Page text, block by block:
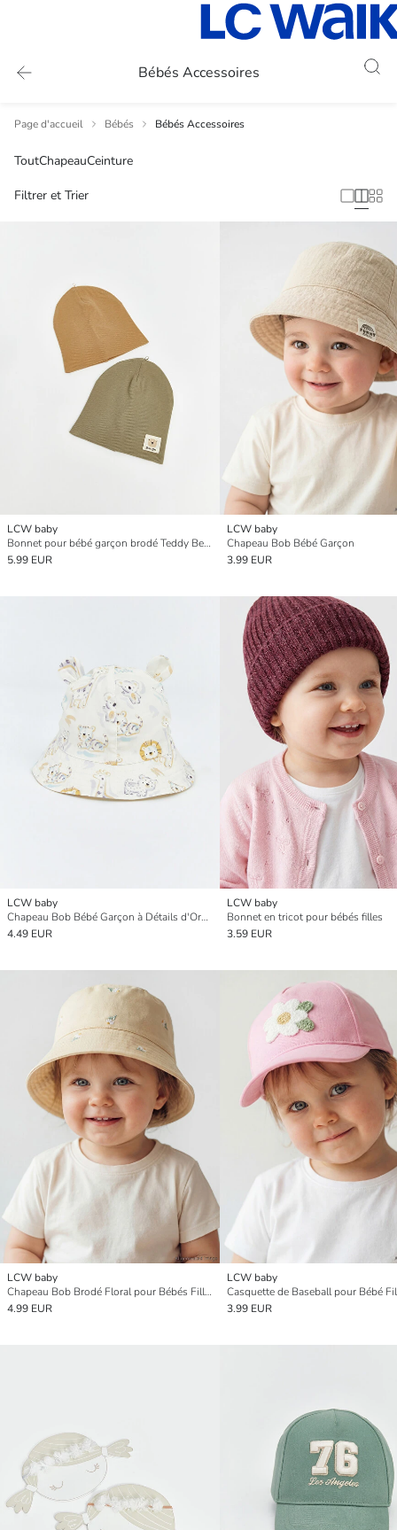
Bébés Accessoires
Page d'accueil Bébés Bébés Accessoires
ToutChapeauCeinture
Filtrer et Trier
LCW baby
Bonnet pour bébé garçon brodé Teddy Bear lot de 2
5.99 EUR
LCW baby
Chapeau Bob Bébé Garçon
3.99 EUR
LCW baby
Chapeau Bob Bébé Garçon à Détails d'Oreilles
4.49 EUR
LCW baby
Bonnet en tricot pour bébés filles
3.59 EUR
LCW baby
Chapeau Bob Brodé Floral pour Bébés Filles
4.99 EUR
LCW baby
3.99 EUR